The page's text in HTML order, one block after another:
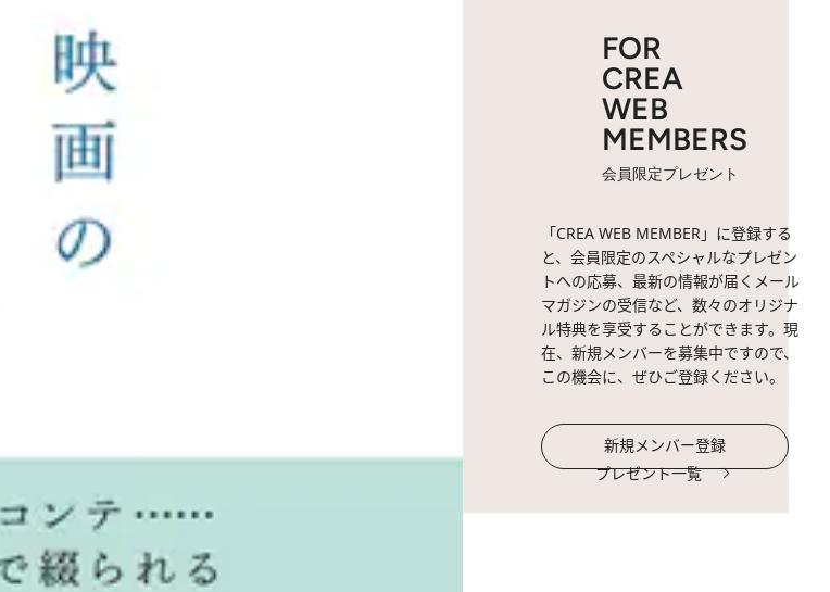
FOR
CREA
WEB
MEMBERS
会員限定プレゼント
「CREA WEB MEMBER」に登録する
と、会員限定のスペシャルなプレゼン
トへの応募、最新の情報が届くメール
マガジンの受信など、数々のオリジナ
ル特典を享受することができます。現
在、新規メンバーを募集中ですので、
この機会に、ぜひご登録ください。
新規メンバー登録
プレゼント一覧